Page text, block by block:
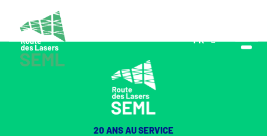
FR
EN
20 ANS AU SERVICE